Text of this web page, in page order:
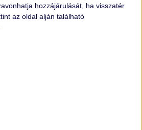
hozzájárulását, ha visszatér
az oldal alján található
és különösen a céges flották
kihívás a magyar vállalkozások